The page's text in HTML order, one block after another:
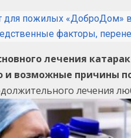
для пожилых «ДоброДом»
факторы,
лечения
и возможные причины
лечения